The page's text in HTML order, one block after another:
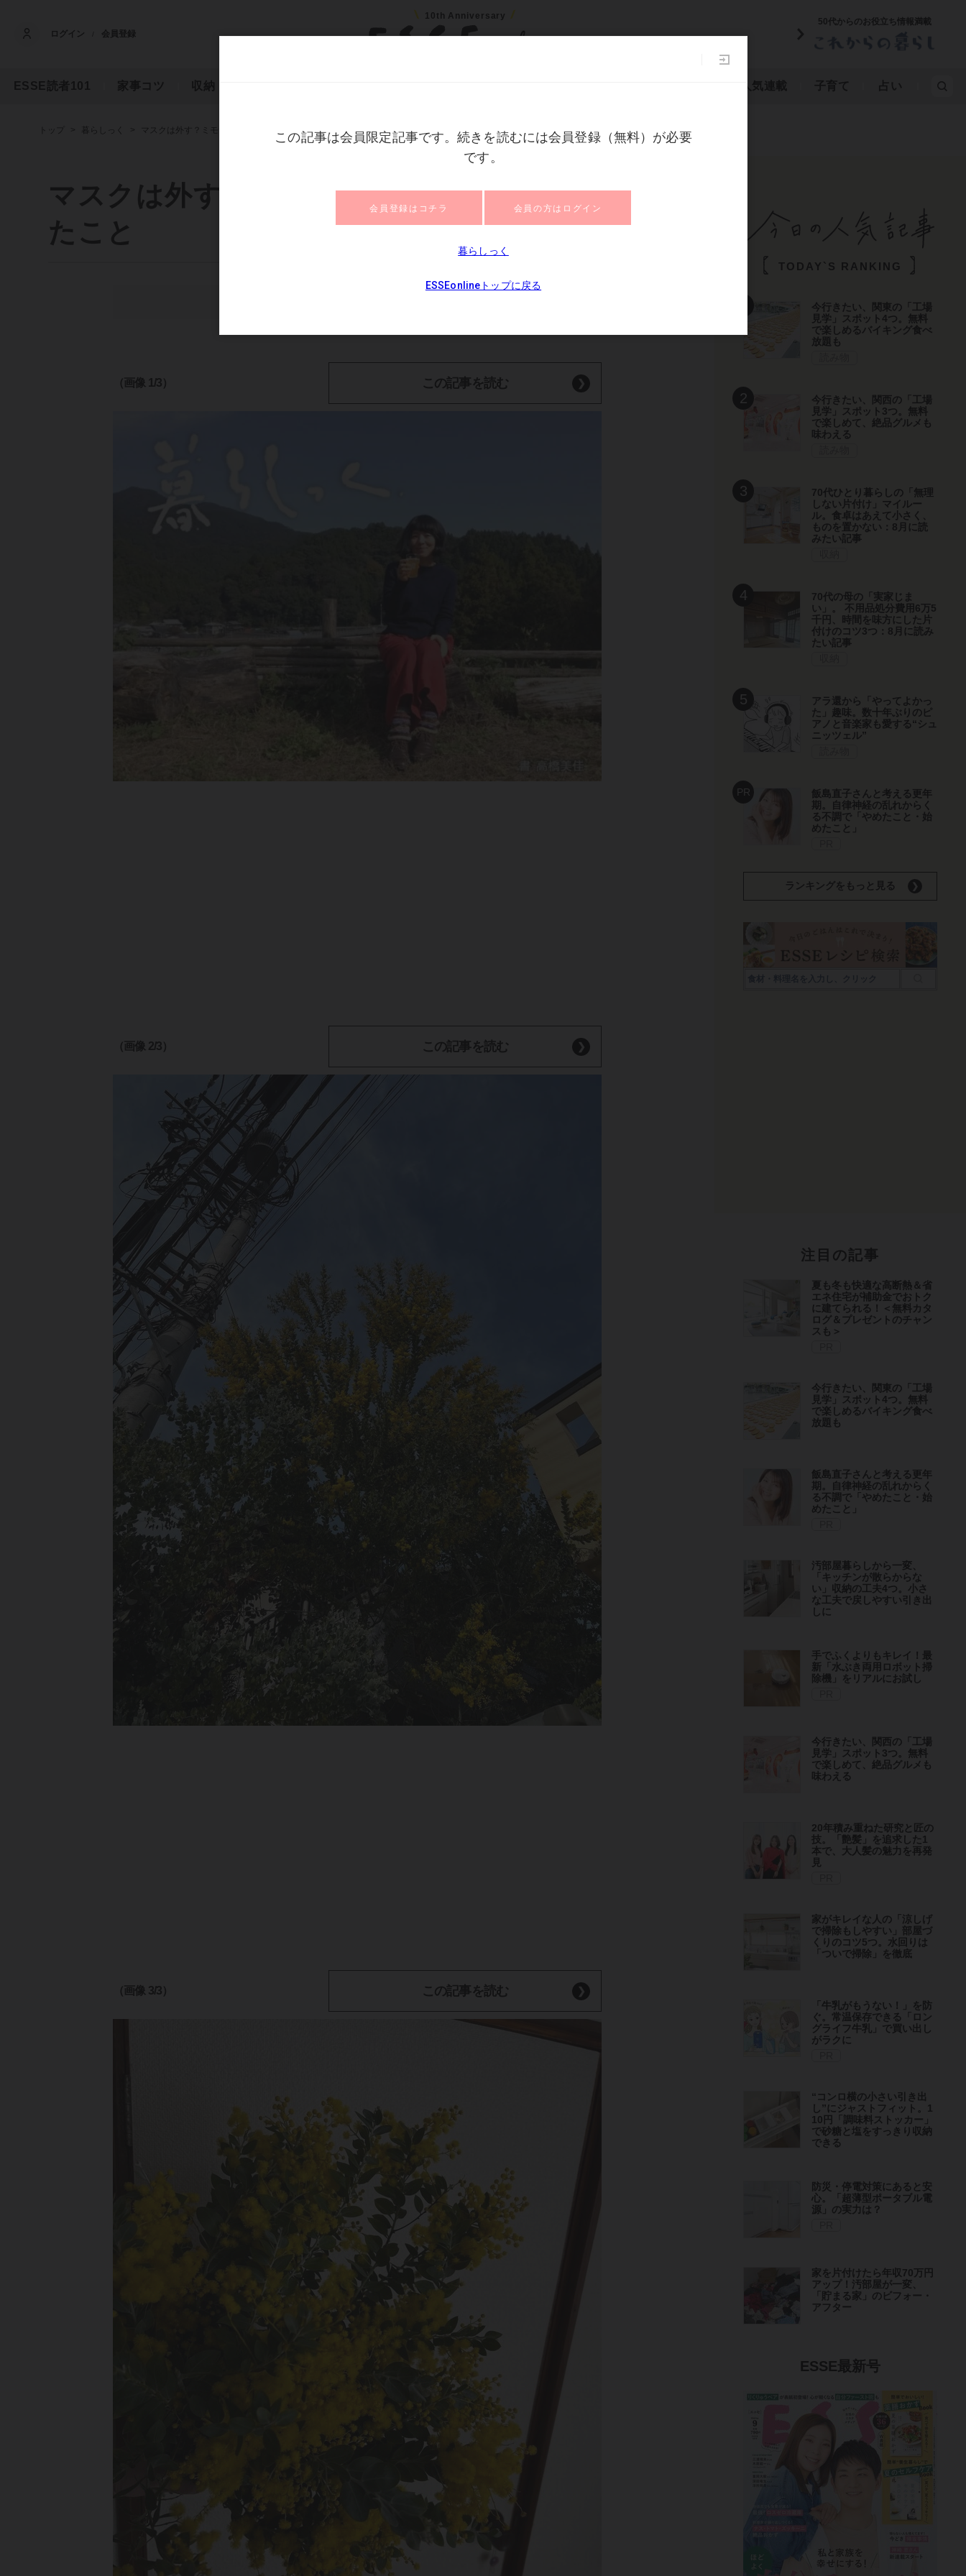
ログイン 会員登録
10th Anniversary
50代からのお役立ち情報満載
トップ マスクは外す？ミモザが咲く3月になって考えたこと
マスクは外す？ミモザが咲く3月になって考え
たこと
（画像 1/3） この記事を読む
（画像 2/3） この記事を読む
（画像 3/3） この記事を読む
TODAY`S RANKING
今行きたい、関東の「工場
見学」スポット4つ。無料
で楽しめるバイキング食べ
放題も
今行きたい、関西の「工場
見学」スポット3つ。無料
で楽しめて、絶品グルメも
味わえる
70代ひとり暮らしの「無理
しない片付け」マイルー
ル。食卓はあえて小さく、
ものを置かない：8月に読
みたい記事
70代の母の「実家じま
い」。 不用品処分費用6万5
千円、時間を味方にした片
付けのコツ3つ：8月に読み
たい記事
アラ還から「やってよかっ
た」趣味。数十年ぶりのピ
アノと音楽家も愛する“シュ
ニッツェル”
飯島直子さんと考える更年
期。自律神経の乱れからく
る不調で「やめたこと・始
めたこと」
ランキングをもっと見る
注目の記事
夏も冬も快適な高断熱＆省
エネ住宅が補助金でおトク
に建てられる！＜無料カタ
ログ＆プレゼントのチャン
スも＞
今行きたい、関東の「工場
見学」スポット4つ。無料
で楽しめるバイキング食べ
放題も
飯島直子さんと考える更年
期。自律神経の乱れからく
る不調で「やめたこと・始
めたこと」
汚部屋暮らしから一変、
「キッチンが散らからな
い」収納の工夫4つ。小さ
な工夫で戻しやすい引き出
しに
手でふくよりもキレイ！最
新「水ぶき両用ロボット掃
除機」をリアルにお試し
今行きたい、関西の「工場
見学」スポット3つ。無料
で楽しめて、絶品グルメも
味わえる
20年積み重ねた研究と匠の
技。「艶髪」を追求した1
本で、大人髪の魅力を再発
見
家がキレイな人の「涼しげ
で掃除もしやすい」部屋づ
くりのコツ5つ。水回りは
「ついで掃除」を徹底
「牛乳がもうない！」を防
ぐ。常温保存できる「ロン
グライフ牛乳」で買い出し
がラクに
“コンロ横の小さい引き出
し”にジャストフィット。1
10円「調味料ストッカー」
で砂糖と塩をすっきり収納
できる
防災・停電対策にあると安
心。「超薄型ポータブル電
源」の実力は？​
家を片付けたら年収70万円
アップ！汚部屋が一変、
「貯まる家」のビフォー・
アフター
ESSE最新号